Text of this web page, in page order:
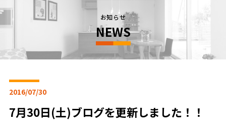
お知らせ
NEWS
2016/07/30
7月30日(土)ブログを更新しました！！